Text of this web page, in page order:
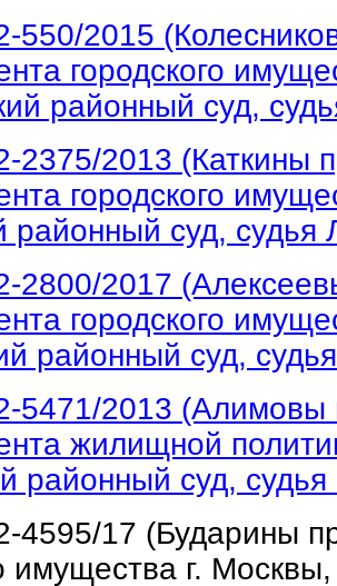
2015
городского
районный суд,
2013 (Каткины
городского
районный суд,
2017
городского
районный суд,
2013 (Алимовы
жилищной
районный суд,
17 (Бударины
имущества г.